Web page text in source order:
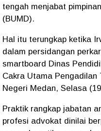
tengah menjabat
(BUMD).
Hal itu terungkap ketika
dalam persidangan
smartboard Dinas
Cakra Utama Pengadilan
Negeri Medan, Selasa
Praktik rangkap jabatan
profesi advokat dinilai